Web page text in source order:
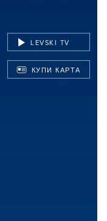
LEVSKI TV
КУПИ КАРТА